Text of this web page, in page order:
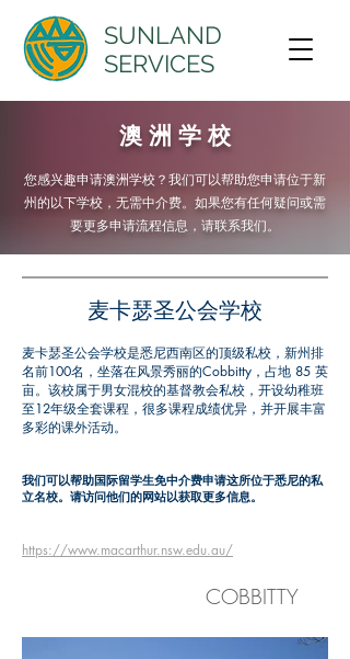
SUNLAND
SERVICES
澳 洲 学 校
您感兴趣申请澳洲学校？我们可以帮助您申请位于新
州的以下学校，无需中介费。如果您有任何疑问或需
要更多申请流程信息，请联系我们。
​麦卡瑟圣公会学校
麦卡瑟圣公会学校是悉尼西南区的顶级私校，新州排
名前100名，坐落在风景秀丽的Cobbitty，占地 85 英
亩。该校属于男女混校的基督教会私校，开设幼稚班
至12年级全套课程，很多课程成绩优异，并开展丰富
多彩的课外活动。
我们可以帮助国际留学生免中介费申请这所位于悉尼的私
立名校。请访问他们的网站以获取更多信息。
https://www.macarthur.nsw.edu.au/
COBBITTY